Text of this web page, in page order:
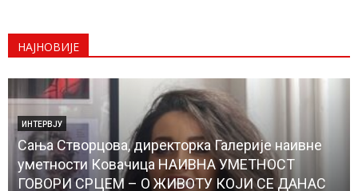
НАЈНОВИЈЕ
ИНТЕРВЈУ
Сања Створцова, директорка Галерије наивне
уметности Ковачица НАИВНА УМЕТНОСТ
ГОВОРИ СРЦЕМ – О ЖИВОТУ КОЈИ СЕ ДАНАС